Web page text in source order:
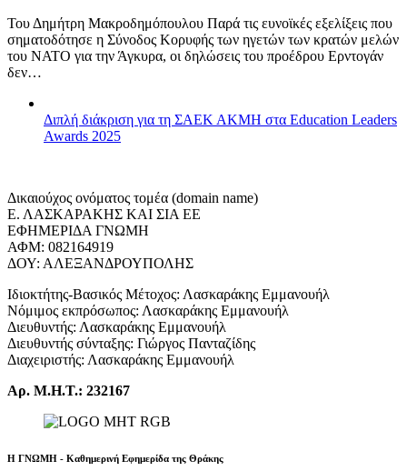
Του Δημήτρη Μακροδημόπουλου Παρά τις ευνοϊκές εξελίξεις που
σηματοδότησε η Σύνοδος Κορυφής των ηγετών των κρατών μελών
του ΝΑΤΟ για την Άγκυρα, οι δηλώσεις του προέδρου Ερντογάν
δεν…
Διπλή διάκριση για τη ΣΑΕΚ ΑΚΜΗ στα Education Leaders
Awards 2025
Δικαιούχος ονόματος τομέα (domain name)
Ε. ΛΑΣΚΑΡΑΚΗΣ ΚΑΙ ΣΙΑ ΕΕ
ΕΦΗΜΕΡΙΔΑ ΓΝΩΜΗ
ΑΦΜ: 082164919
ΔΟΥ: ΑΛΕΞΑΝΔΡΟΥΠΟΛΗΣ
Ιδιοκτήτης-Βασικός Μέτοχος: Λασκαράκης Εμμανουήλ
Νόμιμος εκπρόσωπος: Λασκαράκης Εμμανουήλ
Διευθυντής: Λασκαράκης Εμμανουήλ
Διευθυντής σύνταξης: Γιώργος Πανταζίδης
Διαχειριστής: Λασκαράκης Εμμανουήλ
Αρ. Μ.Η.Τ.: 232167
Η ΓΝΩΜΗ - Καθημερινή Εφημερίδα της Θράκης